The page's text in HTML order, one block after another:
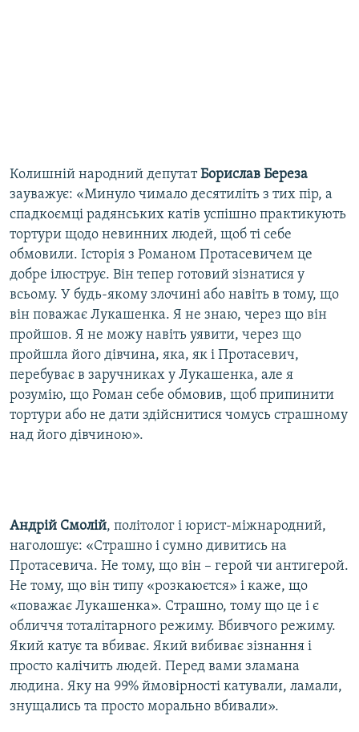
Колишній народний депутатБорислав Береза
зауважує: «Минуло чимало десятиліть з тих пір, а
спадкоємці радянських катів успішно практикують
тортури щодо невинних людей, щоб ті себе
обмовили. Історія з Романом Протасевичем це
добре ілюструє. Він тепер готовий зізнатися у
всьому. У будь-якому злочині або навіть в тому, що
він поважає Лукашенка. Я не знаю, через що він
пройшов. Я не можу навіть уявити, через що
пройшла його дівчина, яка, як і Протасевич,
перебуває в заручниках у Лукашенка, але я
розумію, що Роман себе обмовив, щоб припинити
тортури або не дати здійснитися чомусь страшному
над його дівчиною».
Андрій Смолій, політолог і юрист-міжнародний,
наголошує: «Страшно і сумно дивитись на
Протасевича. Не тому, що він – герой чи антигерой.
Не тому, що він типу «розкаюєтся» і каже, що
«поважає Лукашенка». Страшно, тому що це і є
обличчя тоталітарного режиму. Вбивчого режиму.
Який катує та вбиває. Який вибиває зізнання і
просто калічить людей. Перед вами зламана
людина. Яку на 99% ймовірності катували, ламали,
знущались та просто морально вбивали».